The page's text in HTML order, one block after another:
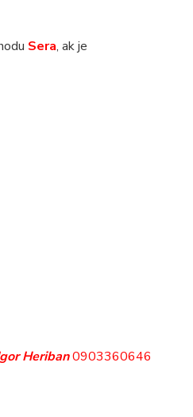
Sera, ak je
Heriban0903360646